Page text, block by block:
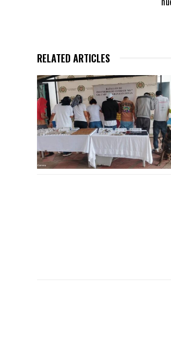
RELATED ARTICLES